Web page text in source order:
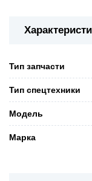
Тип запчасти
Тип спецтехники
Модель
Марка